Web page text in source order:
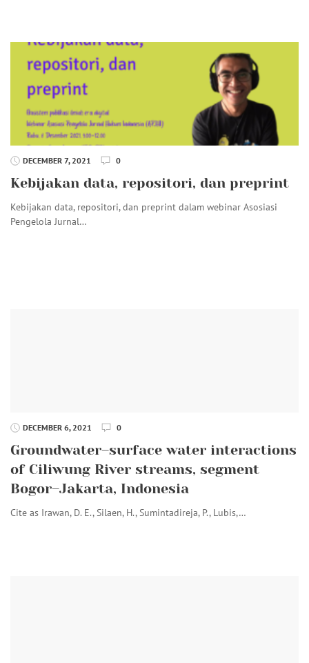
DECEMBER 7, 2021 0
Kebijakan data, repositori, dan preprint
Kebijakan data, repositori, dan preprint dalam webinar Asosiasi
Pengelola Jurnal…
DECEMBER 6, 2021 0
Groundwater–surface water interactions
of Ciliwung River streams, segment
Bogor–Jakarta, Indonesia
Cite as Irawan, D. E., Silaen, H., Sumintadireja, P., Lubis,…